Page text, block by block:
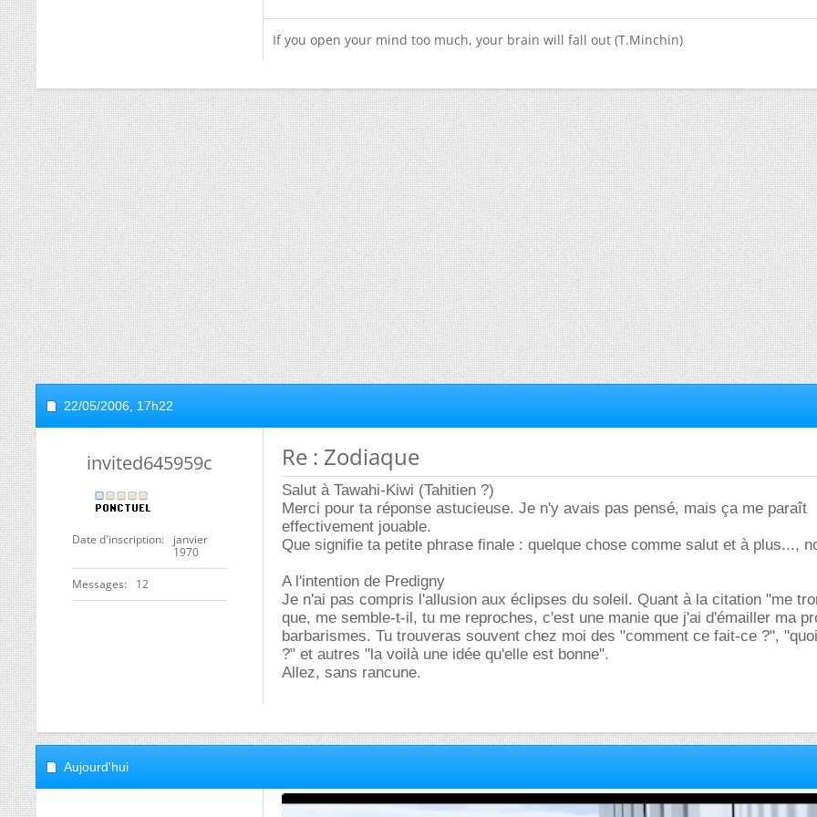
If you open your mind too much, your brain will fall out (T.Minchin)
22/05/2006, 17h22
invited645959c
Date d'inscription
janvier
1970
Messages 12
Re : Zodiaque
Salut à Tawahi-Kiwi (Tahitien ?)
Merci pour ta réponse astucieuse. Je n'y avais pas pensé, mais ça me paraît
effectivement jouable.
Que signifie ta petite phrase finale : quelque chose comme salut et à plus...,
A l'intention de Predigny
Je n'ai pas compris l'allusion aux éclipses du soleil. Quant à la citation "me
que, me semble-t-il, tu me reproches, c'est une manie que j'ai d'émailler ma
barbarismes. Tu trouveras souvent chez moi des "comment ce fait-ce ?",
?" et autres "la voilà une idée qu'elle est bonne".
Allez, sans rancune.
Aujourd'hui